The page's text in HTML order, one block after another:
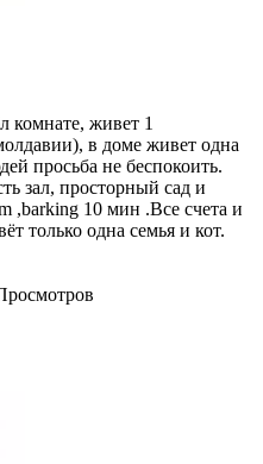
комнате, живет 1
в доме живет одна
просьба не беспокоить.
зал, просторный сад и
,barking 10 мин .Все счета и
только одна семья и кот.